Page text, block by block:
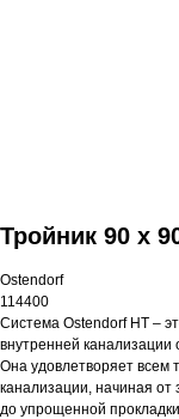
Тройник 90 x
Ostendorf
114400
Система Ostendorf HT –
внутренней
Она удовлетворяет всем
канализации, начиная
до упрощенной